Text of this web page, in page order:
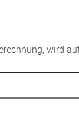
wird